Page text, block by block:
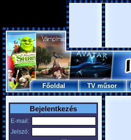
Főoldal TV műsor
Bejelentkezés
E-mail:
Jelszó: